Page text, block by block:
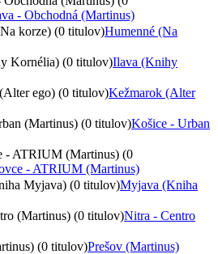
- Obchodná (Martinus)
korze) (0 titulov)Humenné (Na
Kornélia) (0 titulov)Ilava (Knihy
ego) (0 titulov)Kežmarok (Alter
(Martinus) (0 titulov)Košice - Urban
- ATRIUM (Martinus) (0
- ATRIUM (Martinus)
Myjava) (0 titulov)Myjava (Kniha
(Martinus) (0 titulov)Nitra - Centro
(0 titulov)Prešov (Martinus)